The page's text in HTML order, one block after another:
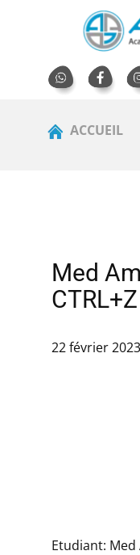
ACCUEIL
Med
CTRL+Z
22 février 2023
Etudiant: Med